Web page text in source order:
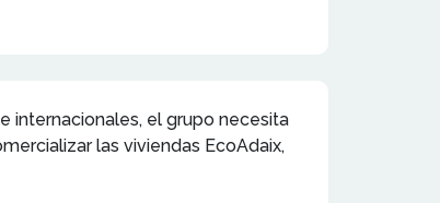
internacionales, el grupo necesita
las viviendas EcoAdaix,